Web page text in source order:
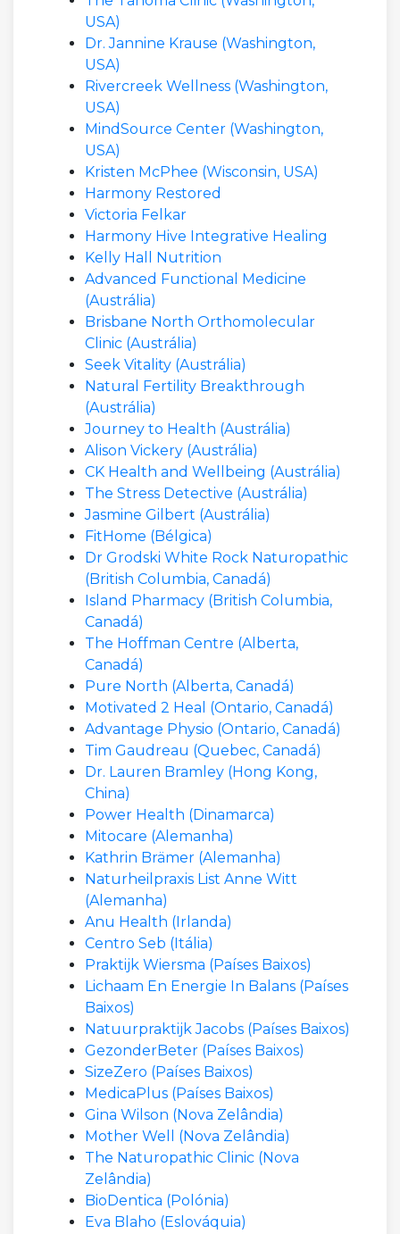
USA)
Dr. Jannine Krause (Washington,
USA)
Rivercreek Wellness (Washington,
USA)
MindSource Center (Washington,
USA)
Kristen McPhee (Wisconsin, USA)
Harmony Restored
Victoria Felkar
Harmony Hive Integrative Healing
Kelly Hall Nutrition
Advanced Functional Medicine
(Austrália)
Brisbane North Orthomolecular
Clinic (Austrália)
Seek Vitality (Austrália)
Natural Fertility Breakthrough
(Austrália)
Journey to Health (Austrália)
Alison Vickery (Austrália)
CK Health and Wellbeing (Austrália)
The Stress Detective (Austrália)
Jasmine Gilbert (Austrália)
FitHome (Bélgica)
Dr Grodski White Rock Naturopathic
(British Columbia, Canadá)
Island Pharmacy (British Columbia,
Canadá)
The Hoffman Centre (Alberta,
Canadá)
Pure North (Alberta, Canadá)
Motivated 2 Heal (Ontario, Canadá)
Advantage Physio (Ontario, Canadá)
Tim Gaudreau (Quebec, Canadá)
Dr. Lauren Bramley (Hong Kong,
China)
Power Health (Dinamarca)
Mitocare (Alemanha)
Kathrin Brämer (Alemanha)
Naturheilpraxis List Anne Witt
(Alemanha)
Anu Health (Irlanda)
Centro Seb (Itália)
Praktijk Wiersma (Países Baixos)
Lichaam En Energie In Balans (Países
Baixos)
Natuurpraktijk Jacobs (Países Baixos)
GezonderBeter (Países Baixos)
SizeZero (Países Baixos)
MedicaPlus (Países Baixos)
Gina Wilson (Nova Zelândia)
Mother Well (Nova Zelândia)
The Naturopathic Clinic (Nova
Zelândia)
BioDentica (Polónia)
Eva Blaho (Eslováquia)